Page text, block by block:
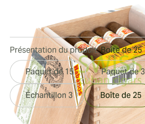
Longueur:
3Commentaires
Présentation du produit:Boîte de 25
Paquet de 15 Paquet de 3
Échantillon 3 Boîte de 25